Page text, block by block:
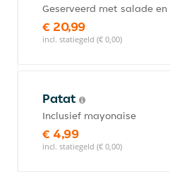
Geserveerd met salade
€ 20,99
incl. statiegeld (€ 0,00)
Patat
Inclusief mayonaise
€ 4,99
incl. statiegeld (€ 0,00)